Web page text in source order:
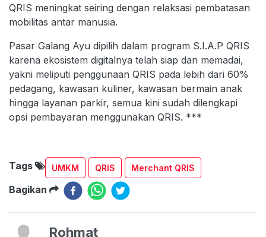
QRIS meningkat seiring dengan relaksasi pembatasan
mobilitas antar manusia.
Pasar Galang Ayu dipilih dalam program S.I.A.P QRIS
karena ekosistem digitalnya telah siap dan memadai,
yakni meliputi penggunaan QRIS pada lebih dari 60%
pedagang, kawasan kuliner, kawasan bermain anak
hingga layanan parkir, semua kini sudah dilengkapi
opsi pembayaran menggunakan QRIS. ***
Tags UMKM QRIS Merchant QRIS
Bagikan
Rohmat